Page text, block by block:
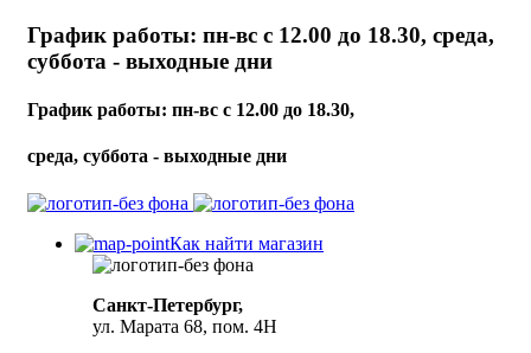
График работы: пн-вс с 12.00 до 18.30, среда,
суббота - выходные дни
График работы: пн-вс с 12.00 до 18.30,
среда, суббота - выходные дни
Как найти магазин
Санкт-Петербург,
ул. Марата 68, пом. 4Н